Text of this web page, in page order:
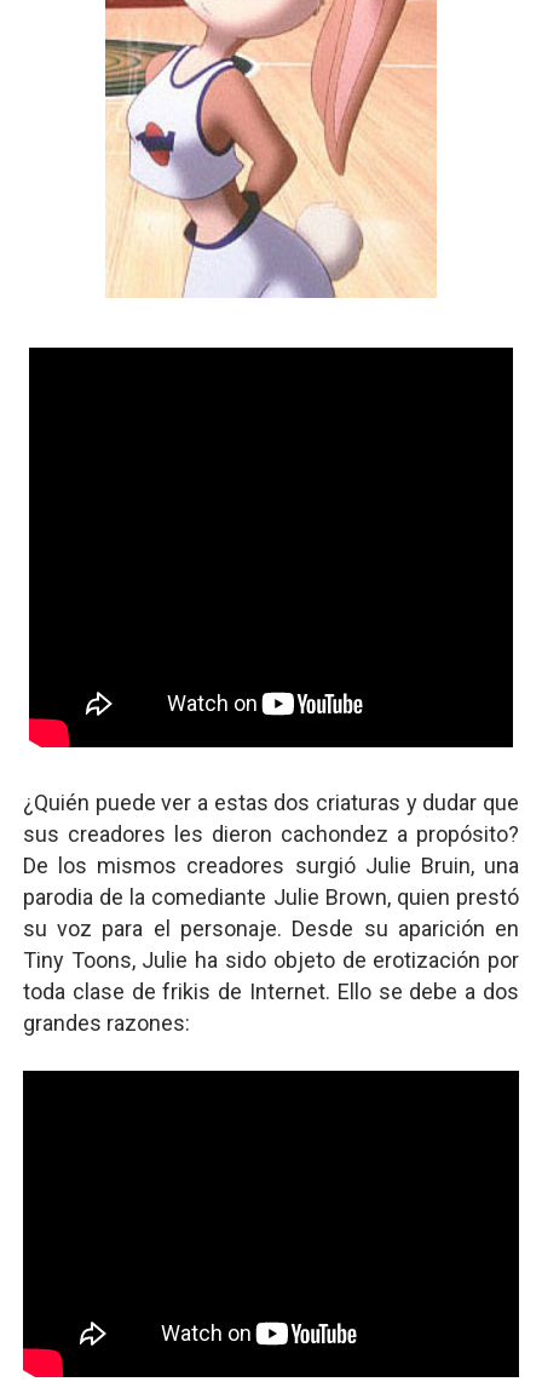
¿Quién puede ver a estas dos criaturas y dudar que
sus creadores les dieron cachondez a propósito?
De los mismos creadores surgió Julie Bruin, una
parodia de la comediante Julie Brown, quien prestó
su voz para el personaje. Desde su aparición en
Tiny Toons, Julie ha sido objeto de erotización por
toda clase de frikis de Internet. Ello se debe a dos
grandes razones: